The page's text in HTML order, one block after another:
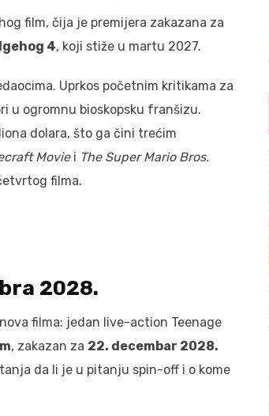
film, čija je premijera zakazana za
4, koji stiže u martu 2027.
Uprkos početnim kritikama za
u ogromnu bioskopsku franšizu.
dolara, što ga čini trećim
Moviei The Super Mario Bros.
filma.
2028.
filma: jedan live-action Teenage
, zakazan za 22. decembar 2028.
da li je u pitanju spin-off i o kome